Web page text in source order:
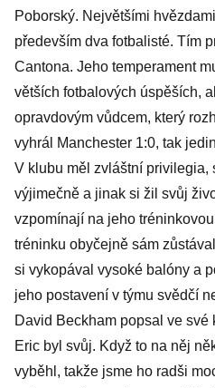
Poborský. Největšími
především dva fotbalisté. Tím
Cantona. Jeho temperament
větších fotbalových úspěších,
opravdovým vůdcem, který
vyhrál Manchester 1:0, tak
V klubu měl zvláštní privilegia,
výjimečně a jinak si žil svůj
vzpomínají na jeho
tréninku obyčejně sám
si vykopával vysoké balóny a
jeho postavení v týmu svědčí
David Beckham popsal ve své
Eric byl svůj. Když to na něj
vyběhl, takže jsme ho radši